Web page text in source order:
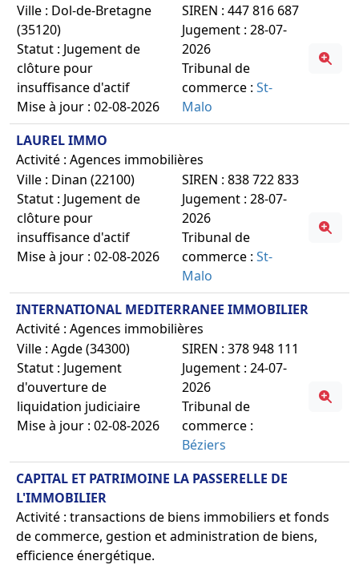
Ville : Dol-de-Bretagne
(35120)
Statut : Jugement de
clôture pour
insuffisance d'actif
Mise à jour : 02-08-2026
SIREN : 447 816 687
Jugement : 28-07-
2026
Tribunal de
commerce :St-
Malo
LAUREL IMMO
Activité : Agences immobilières
Ville : Dinan (22100)
Statut : Jugement de
clôture pour
insuffisance d'actif
Mise à jour : 02-08-2026
SIREN : 838 722 833
Jugement : 28-07-
2026
Tribunal de
commerce :St-
Malo
INTERNATIONAL MEDITERRANEE IMMOBILIER
Activité : Agences immobilières
Ville : Agde (34300)
Statut : Jugement
d'ouverture de
liquidation judiciaire
Mise à jour : 02-08-2026
SIREN : 378 948 111
Jugement : 24-07-
2026
Tribunal de
commerce :
Béziers
CAPITAL ET PATRIMOINE LA PASSERELLE DE
L'IMMOBILIER
Activité : transactions de biens immobiliers et fonds
de commerce, gestion et administration de biens,
efficience énergétique.